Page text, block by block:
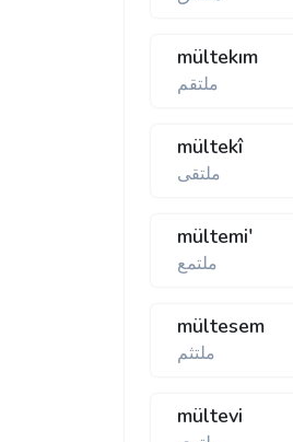
mültekım
ملتقم
mültekî
ملتقی
mültemi'
ملتمع
mültesem
ملتثم
mültevi